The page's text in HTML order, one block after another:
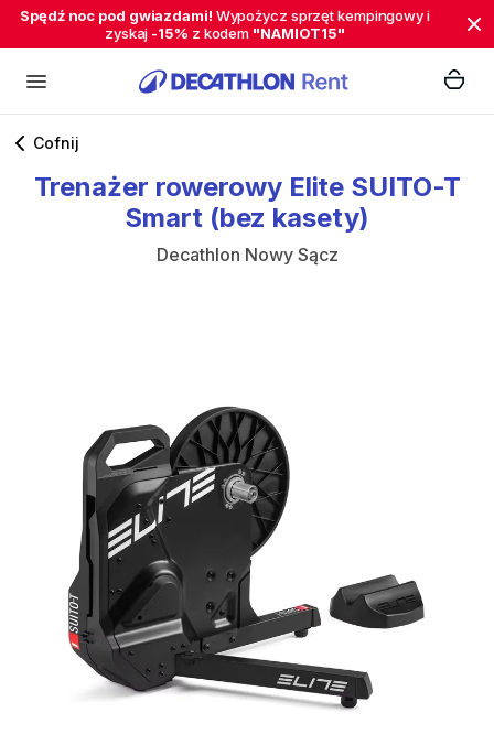
Spędź noc pod gwiazdami! Wypożycz sprzęt kempingowy i
zyskaj -15% z kodem "NAMIOT15"
Cofnij
Trenażer rowerowy Elite SUITO-T
Smart (bez kasety)
Decathlon Nowy Sącz